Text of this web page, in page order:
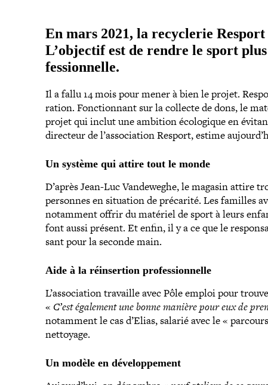
En mars 2021, la recy­cle­rie
L’objectif est de rendre le sport
fes­sion­nelle.
Il a fallu 14 mois pour mener à bien le projet.
ra­tion. Fonctionnant sur la collecte de dons, le
projet qui inclut une ambition éco­lo­gique en
directeur de l’association Resport, estime
Un système qui attire tout le monde
D’après Jean-​Luc Vandeweghe, le magasin attire
personnes en situation de précarité. Les familles
notamment offrir du matériel de sport à leurs
font aussi présent. Et enfin, il y a ce que le
sant pour la seconde main.
Aide à la réin­ser­tion professionnelle
L’association travaille avec Pôle emploi pour
« C’est également une bonne manière pour eux de
notamment le cas d’Elias, salarié avec le «
nettoyage.
Un modèle en développement